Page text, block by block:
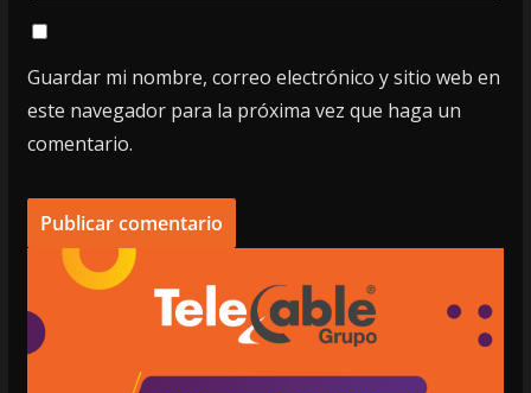
Guardar mi nombre, correo electrónico y sitio web en
este navegador para la próxima vez que haga un
comentario.